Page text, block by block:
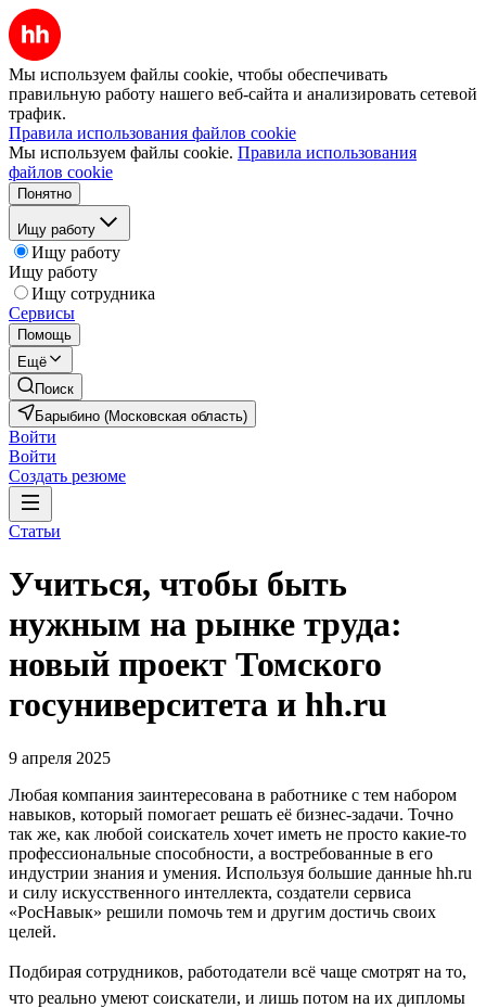
Мы используем файлы cookie, чтобы обеспечивать
правильную работу нашего веб-сайта и анализировать сетевой
трафик.
Правила использования файлов cookie
Мы используем файлы cookie. Правила использования
файлов cookie
Понятно
Ищу работу
Ищу работу
Ищу работу
Ищу сотрудника
Сервисы
Помощь
Ещё
Поиск
Барыбино (Московская область)
Войти
Войти
Создать резюме
Статьи
Учиться, чтобы быть
нужным на рынке труда:
новый проект Томского
госуниверситета и hh.ru
9 апреля 2025
Любая компания заинтересована в работнике с тем набором
навыков, который помогает решать её бизнес-задачи. Точно
так же, как любой соискатель хочет иметь не просто какие-то
профессиональные способности, а востребованные в его
индустрии знания и умения. Используя большие данные hh.ru
и силу искусственного интеллекта, создатели сервиса
«РосНавык» решили помочь тем и другим достичь своих
целей.
Подбирая сотрудников, работодатели всё чаще смотрят на то,
что реально умеют соискатели, и лишь потом на их дипломы